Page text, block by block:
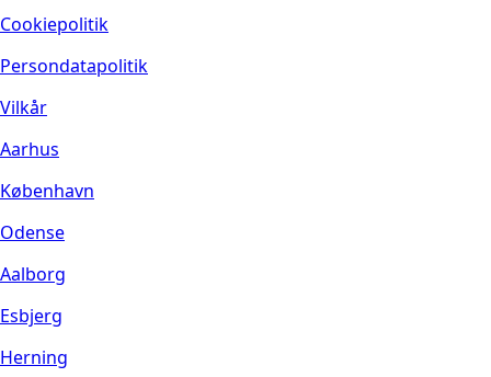
Cookiepolitik
Persondatapolitik
Vilkår
Aarhus
København
Odense
Aalborg
Esbjerg
Herning